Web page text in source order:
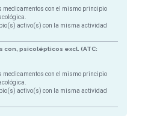
medicamentos con el mismo principio
activo(s) con la misma actividad
psicolépticos excl. (ATC:
medicamentos con el mismo principio
activo(s) con la misma actividad